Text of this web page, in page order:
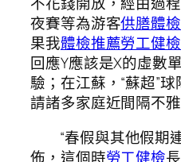
夜賽等為游客供膳體檢
果我體檢推薦勞工健檢
回應Y應該是X的虛數
驗；在江蘇，“蘇超”
請諸多家庭近間隔不
“春假與其他假期
佈，這個時勞工健檢